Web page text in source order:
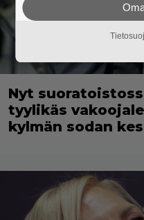
Nyt
tyylikäs
kylmän sodan